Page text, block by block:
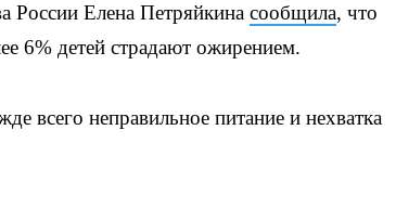
Елена Петряйкина сообщила, что
6% детей страдают ожирением.
всего неправильное питание и нехватка